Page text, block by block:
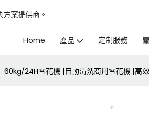
案提供商。
Home 產品 定制服務
60kg/24H雪花機 |自動清洗商用雪花機 |高